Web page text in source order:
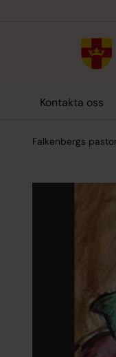
Kontakta oss
Falkenbergs